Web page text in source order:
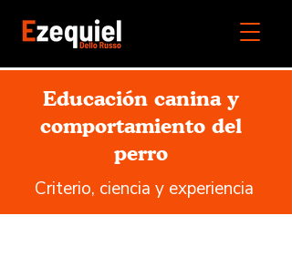
Educación canina y
comportamiento del
perro
Criterio, ciencia y experiencia